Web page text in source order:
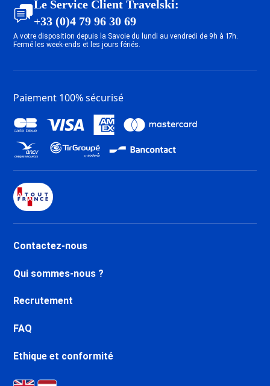
Le Service Client Travelski:
+33 (0)4 79 96 30 69
A votre disposition depuis la Savoie du lundi au vendredi de 9h à 17h.
Fermé les week-ends et les jours fériés.
Paiement 100% sécurisé
Contactez-nous
Qui sommes-nous ?
Recrutement
FAQ
Ethique et conformité